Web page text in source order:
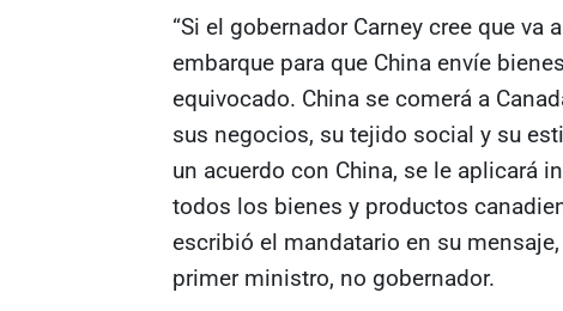
“Si el gobernador Carney cree que va
embarque para que China envíe
equivocado. China se comerá a
sus negocios, su tejido social y su
un acuerdo con China, se le aplicará
todos los bienes y productos
escribió el mandatario en su
primer ministro, no gobernador.